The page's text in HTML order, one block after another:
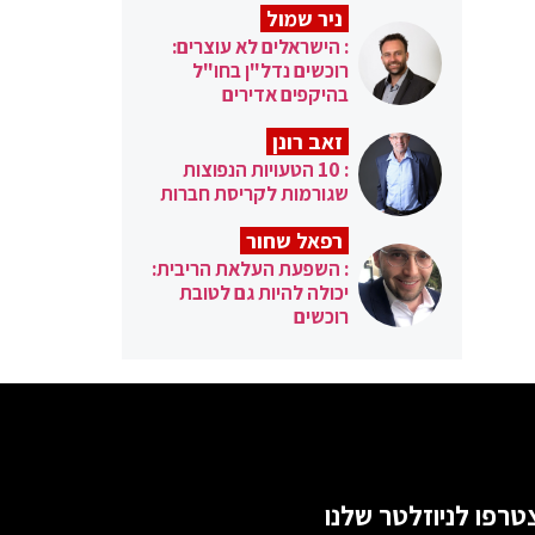
ניר שמול
: הישראלים לא עוצרים:
רוכשים נדל"ן בחו"ל
בהיקפים אדירים
זאב רונן
: 10 הטעויות הנפוצות
שגורמות לקריסת חברות
רפאל שחור
: השפעת העלאת הריבית:
יכולה להיות גם לטובת
רוכשים
לניוזלטר שלנו